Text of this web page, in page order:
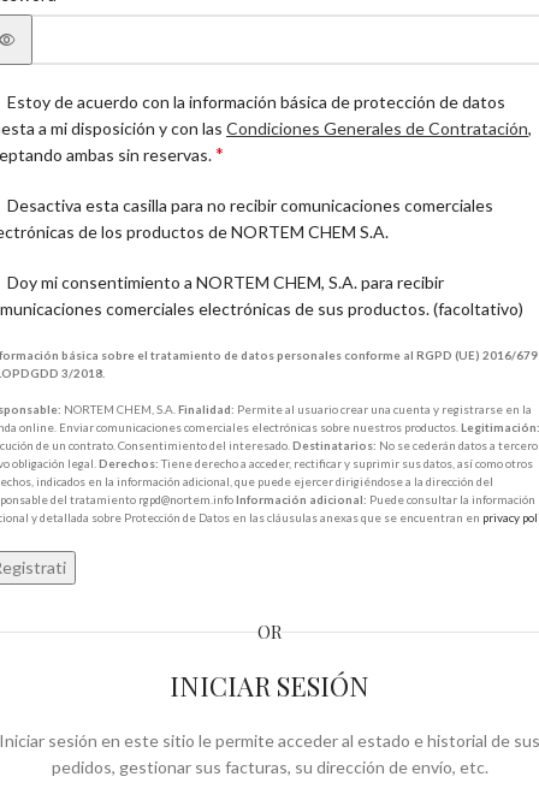
Estoy de acuerdo con la información básica de protección de datos
a mi disposición y con las Condiciones Generales de Contratación,
ambas sin reservas.*
Desactiva esta casilla para no recibir comunicaciones comerciales
de los productos de NORTEM CHEM S.A.
Doy mi consentimiento a NORTEM CHEM, S.A. para recibir
comerciales electrónicas de sus productos.(facoltativo)
básica sobre el tratamiento de datos personales conforme al RGPD (UE) 2016/679
3/2018.
NORTEM CHEM, S.A. Finalidad: Permite al usuario crear una cuenta y registrarse en la
online. Enviar comunicaciones comerciales electrónicas sobre nuestros productos. Legitimación:
de un contrato. Consentimiento del interesado. Destinatarios: No se cederán datos a
obligación legal. Derechos:Tiene derecho a acceder, rectificar y suprimir sus datos, así como otros
indicados en la información adicional, que puede ejercer dirigiéndose a la dirección del
del tratamiento rgpd@nortem.infoInformación adicional: Puede consultar la información
y detallada sobre Protección de Datos en las cláusulas anexas que se encuentran en privacy
OR
INICIAR SESIÓN
Iniciar sesión en este sitio le permite acceder al estado e historial de sus
pedidos, gestionar sus facturas, su dirección de envío, etc.